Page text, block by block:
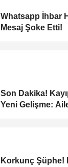
Whatsapp İhbar
Mesaj Şoke Etti!
Son Dakika!
Yeni Gelişme:
Korkunç Şüphe!